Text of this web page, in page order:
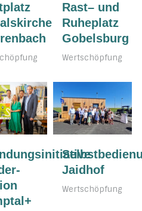
Rast– und
Ruheplatz
Gobelsburg
Wertschöpfung
Jaidhof
Wertschöpfung